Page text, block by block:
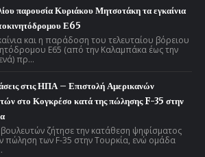
παρουσία Κυριάκου Μητσοτάκη τα εγκαίνια
Ε65
και η παράδοση του τελευταίου βόρειου
Ε65 (από την Καλαμπάκα έως την
πρ...
στις ΗΠΑ – Επιστολή Αμερικανών
στο Κογκρέσο κατά της πώλησης F-35 στην
ζήτησε την κατάθεση ψηφίσματος
πώληση των F-35 στην Τουρκία, ενώ ομάδα